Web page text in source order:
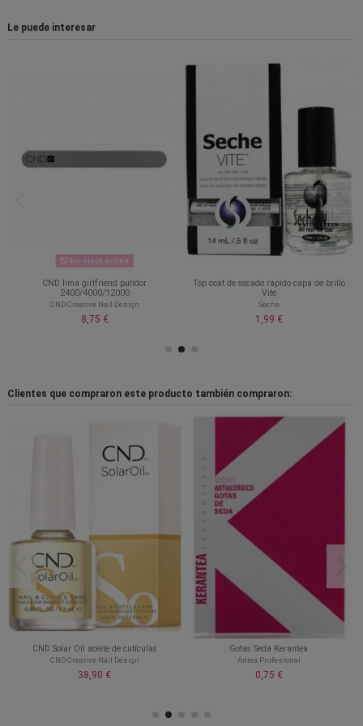
Le puede interesar
Sin stock online
CND lima girlfriend pulidor
2400/4000/12000
CND Creative Nail Design
8,75 €
Top coat de secado rápido capa de brillo
Vite
Seche
1,99 €
Clientes que compraron este producto también compraron:
CND Solar Oil aceite de cutículas
CND Creative Nail Design
38,90 €
Gotas Seda Kerantea
Antea Profesional
0,75 €